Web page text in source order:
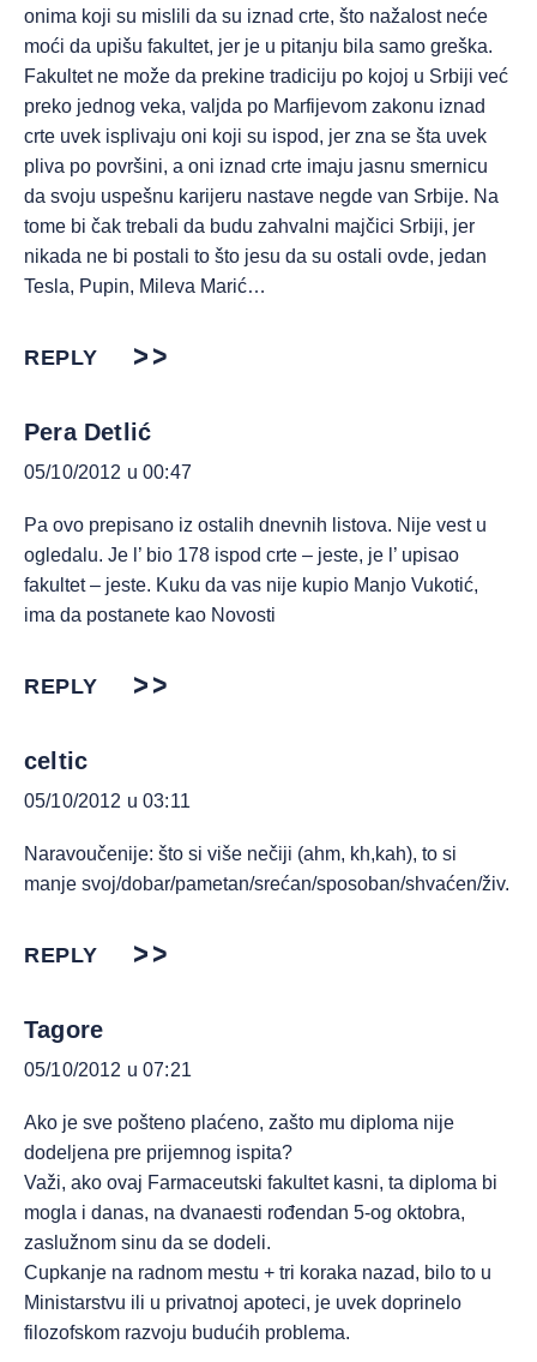
onima koji su mislili da su iznad crte, što nažalost neće
moći da upišu fakultet, jer je u pitanju bila samo greška.
Fakultet ne može da prekine tradiciju po kojoj u Srbiji već
preko jednog veka, valjda po Marfijevom zakonu iznad
crte uvek isplivaju oni koji su ispod, jer zna se šta uvek
pliva po površini, a oni iznad crte imaju jasnu smernicu
da svoju uspešnu karijeru nastave negde van Srbije. Na
tome bi čak trebali da budu zahvalni majčici Srbiji, jer
nikada ne bi postali to što jesu da su ostali ovde, jedan
Tesla, Pupin, Mileva Marić…
REPLY
Pera Detlić
05/10/2012 u 00:47
Pa ovo prepisano iz ostalih dnevnih listova. Nije vest u
ogledalu. Je l’ bio 178 ispod crte – jeste, je l’ upisao
fakultet – jeste. Kuku da vas nije kupio Manjo Vukotić,
ima da postanete kao Novosti
REPLY
celtic
05/10/2012 u 03:11
Naravoučenije: što si više nečiji (ahm, kh,kah), to si
manje svoj/dobar/pametan/srećan/sposoban/shvaćen/živ.
REPLY
Tagore
05/10/2012 u 07:21
Ako je sve pošteno plaćeno, zašto mu diploma nije
dodeljena pre prijemnog ispita?
Važi, ako ovaj Farmaceutski fakultet kasni, ta diploma bi
mogla i danas, na dvanaesti rođendan 5-og oktobra,
zaslužnom sinu da se dodeli.
Cupkanje na radnom mestu + tri koraka nazad, bilo to u
Ministarstvu ili u privatnoj apoteci, je uvek doprinelo
filozofskom razvoju budućih problema.